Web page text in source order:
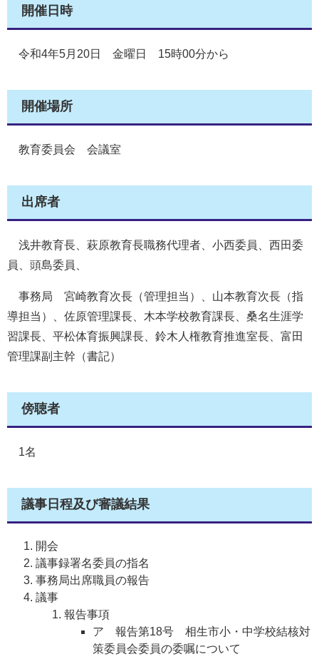
開催日時
令和4年5月20日 金曜日 15時00分から
開催場所
教育委員会 会議室
出席者
浅井教育長、萩原教育長職務代理者、小西委員、西田委
員、頭島委員、
事務局 宮崎教育次長（管理担当）、山本教育次長（指
導担当）、佐原管理課長、木本学校教育課長、桑名生涯学
習課長、平松体育振興課長、鈴木人権教育推進室長、富田
管理課副主幹（書記）
傍聴者
1名
議事日程及び審議結果
開会
議事録署名委員の指名
事務局出席職員の報告
議事
報告事項
ア 報告第18号 相生市小・中学校結核対
策委員会委員の委嘱について